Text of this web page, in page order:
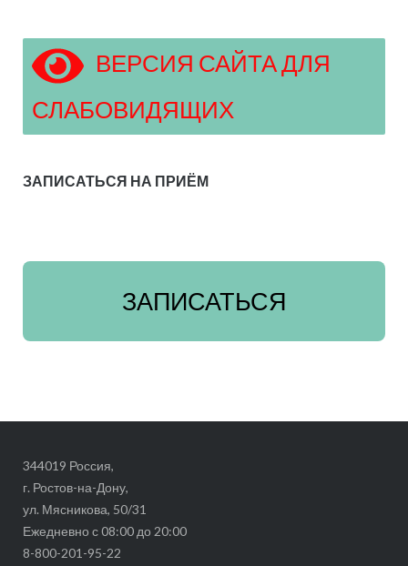
ВЕРСИЯ САЙТА ДЛЯ
СЛАБОВИДЯЩИХ
ЗАПИСАТЬСЯ НА ПРИЁМ
ЗАПИСАТЬСЯ
344019 Россия,
г. Ростов-на-Дону,
ул. Мясникова, 50/31
Ежедневно с 08:00 до 20:00
8-800-201-95-22